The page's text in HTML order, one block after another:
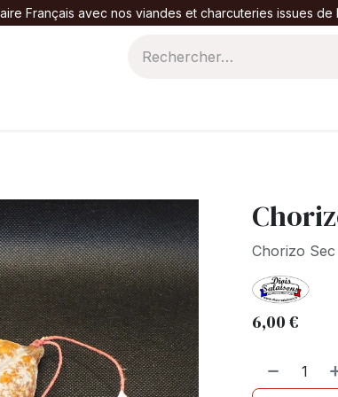
Français avec nos viandes et charcuteries issues de
Chorizo
6,00€